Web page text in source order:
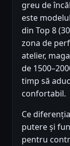
greu de
este
din Top 8
zona de
atelier,
de
timp să
confortabil.
Ce
putere și
pentru